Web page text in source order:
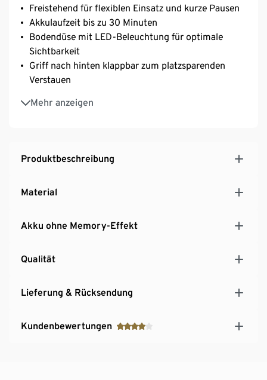
Freistehend für flexiblen Einsatz und kurze Pausen
Akkulaufzeit bis zu 30 Minuten
Bodendüse mit LED-Beleuchtung für optimale
Sichtbarkeit
Griff nach hinten klappbar zum platzsparenden
Verstauen
Mehr anzeigen
2 Geschwindigkeitsstufen
Produktbeschreibung
Material
Akku ohne Memory-Effekt
Qualität
Lieferung & Rücksendung
Kundenbewertungen